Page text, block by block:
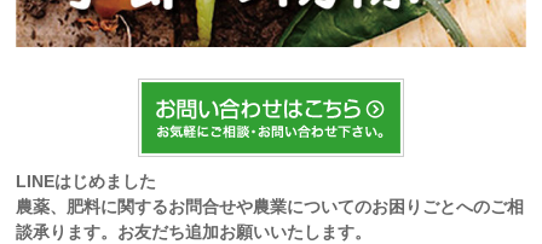
LINEはじめました
農薬、肥料に関するお問合せや農業についてのお困りごとへのご相
談承ります。お友だち追加お願いいたします。